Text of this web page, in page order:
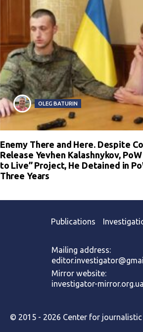
OLEG BATURIN
Enemy There and Here. Despite
Release Yevhen Kalashnykov,
to Live” Project, He Detained in
Three Years
Publications
Mailing address:
Mirror website:
investigator-mirror.org.ua
© 2015 - 2026 Center for